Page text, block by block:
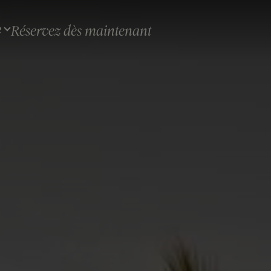
Réservez dès maintenant